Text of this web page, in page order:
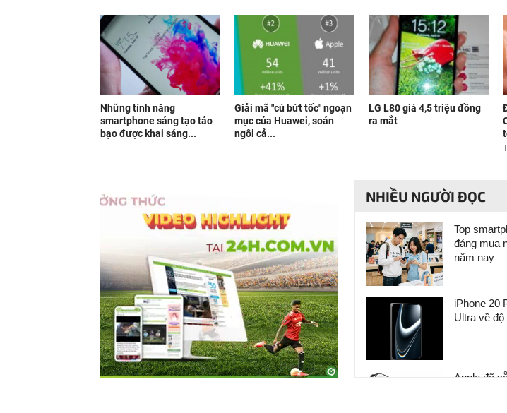
Những tính năng
smartphone sáng tạo táo
bạo được khai sáng...
Giải mã "cú bứt tốc" ngoạn
mục của Huawei, soán
ngôi cả...
LG L80 giá 4,5 triệu đồng
ra mắt
NHIỀU NGƯỜI ĐỌC
Top
đáng mua
năm nay
iPhone 20
Ultra về độ
Apple đã